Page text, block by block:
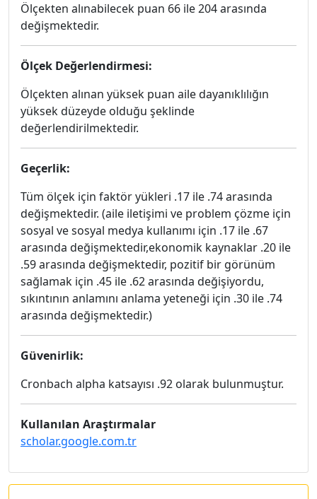
Ölçekten alınabilecek puan 66 ile 204 arasında
değişmektedir.
Ölçek Değerlendirmesi:
Ölçekten alınan yüksek puan aile dayanıklılığın
yüksek düzeyde olduğu şeklinde
değerlendirilmektedir.
Geçerlik:
Tüm ölçek için faktör yükleri .17 ile .74 arasında
değişmektedir. (aile iletişimi ve problem çözme için
sosyal ve sosyal medya kullanımı için .17 ile .67
arasında değişmektedir,ekonomik kaynaklar .20 ile
.59 arasında değişmektedir, pozitif bir görünüm
sağlamak için .45 ile .62 arasında değişiyordu,
sıkıntının anlamını anlama yeteneği için .30 ile .74
arasında değişmektedir.)
Güvenirlik:
Cronbach alpha katsayısı .92 olarak bulunmuştur.
Kullanılan Araştırmalar
scholar.google.com.tr